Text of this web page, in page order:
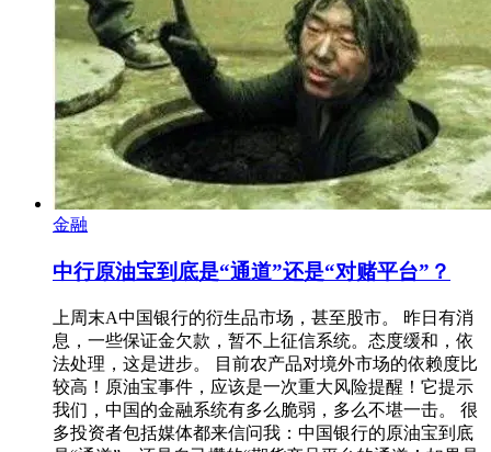
金融
中行原油宝到底是“通道”还是“对赌平台”？
上周末A中国银行的衍生品市场，甚至股市。 昨日有消
息，一些保证金欠款，暂不上征信系统。态度缓和，依
法处理，这是进步。 目前农产品对境外市场的依赖度比
较高！原油宝事件，应该是一次重大风险提醒！它提示
我们，中国的金融系统有多么脆弱，多么不堪一击。 很
多投资者包括媒体都来信问我：中国银行的原油宝到底